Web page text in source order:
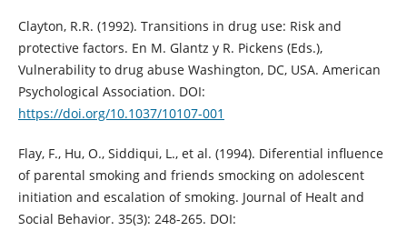
Clayton, R.R. (1992). Transitions in drug use: Risk and
protective factors. En M. Glantz y R. Pickens (Eds.),
Vulnerability to drug abuse Washington, DC, USA. American
Psychological Association. DOI:
https://doi.org/10.1037/10107-001
Flay, F., Hu, O., Siddiqui, L., et al. (1994). Diferential influence
of parental smoking and friends smocking on adolescent
initiation and escalation of smoking. Journal of Healt and
Social Behavior. 35(3): 248-265. DOI: